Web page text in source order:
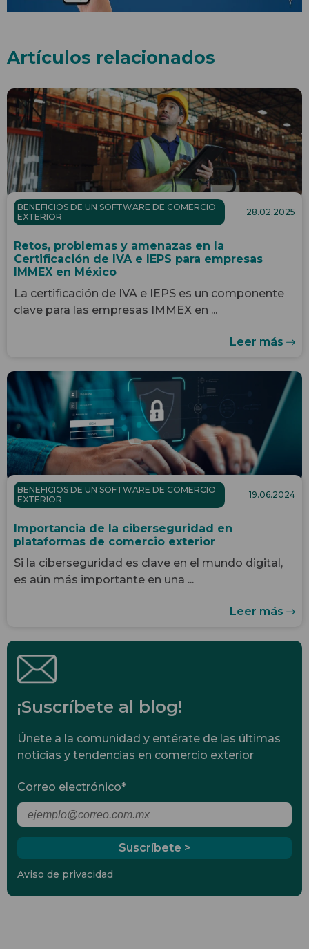
Artículos relacionados
BENEFICIOS DE UN SOFTWARE DE COMERCIO
EXTERIOR
28.02.2025
Retos, problemas y amenazas en la
Certificación de IVA e IEPS para empresas
IMMEX en México
La certificación de IVA e IEPS es un componente
clave para las empresas IMMEX en ...
Leer más
BENEFICIOS DE UN SOFTWARE DE COMERCIO
EXTERIOR
19.06.2024
Importancia de la ciberseguridad en
plataformas de comercio exterior
Si la ciberseguridad es clave en el mundo digital,
es aún más importante en una ...
Leer más
¡Suscríbete al blog!
Únete a la comunidad y entérate de las últimas
noticias y tendencias en comercio exterior
Correo electrónico*
Aviso de privacidad